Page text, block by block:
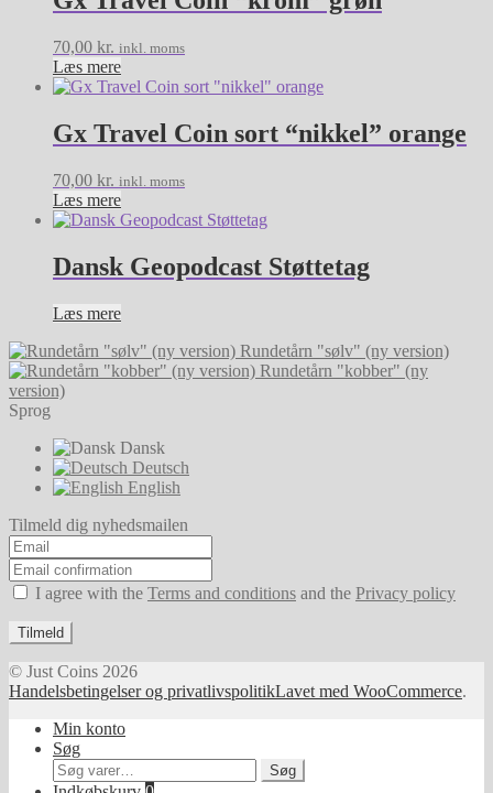
70,00 kr. inkl. moms
Læs mere
Gx Travel Coin sort “nikkel” orange
70,00 kr. inkl. moms
Læs mere
Dansk Geopodcast Støttetag
Læs mere
Rundetårn "sølv" (ny version)
Rundetårn "kobber" (ny
version)
Sprog
Dansk
Deutsch
English
Tilmeld dig nyhedsmailen
I agree with the Terms and conditions and the Privacy policy
Tilmeld
© Just Coins 2026
Handelsbetingelser og privatlivspolitikLavet med WooCommerce.
Min konto
Søg
Søg
efter:
Søg